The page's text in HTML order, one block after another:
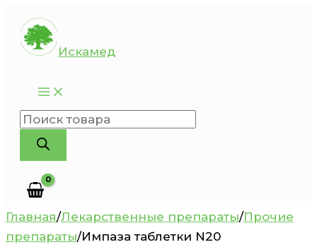
Перейти
содержимому
Искамед
Поиск
товаров
Главная/Лекарственные препараты/Прочие
препараты/Импаза таблетки N20